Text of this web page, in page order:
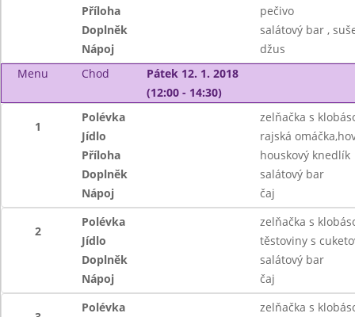
Příloha
pečivo
Doplněk
salátový bar ,
Nápoj
džus
Menu
Chod
Pátek 12. 1. 2018
(12:00 - 14:30)
1
Polévka
zelňačka s
Jídlo
rajská
Příloha
houskový knedlík
Doplněk
salátový bar
Nápoj
čaj
2
Polévka
zelňačka s
Jídlo
těstoviny s
Doplněk
salátový bar
Nápoj
čaj
Polévka zelňačka s